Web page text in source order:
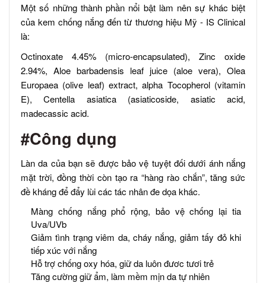
Một số những thành phần nổi bật làm nên sự khác biệt
của kem chống nắng đến từ thương hiệu Mỹ - IS Clinical
là:
Octinoxate 4.45% (micro-encapsulated), Zinc oxide
2.94%, Aloe barbadensis leaf juice (aloe vera), Olea
Europaea (olive leaf) extract, alpha Tocopherol (vitamin
E), Centella asiatica (asiaticoside, asiatic acid,
madecassic acid.
#Công dụng
Làn da của bạn sẽ được bảo vệ tuyệt đối dưới ánh nắng
mặt trời, đồng thời còn tạo ra “hàng rào chắn”, tăng sức
đề kháng để đẩy lùi các tác nhân đe dọa khác.
Màng chống nắng phổ rộng, bảo vệ chống lại tia
Uva/UVb
Giảm tình trạng viêm da, cháy nắng, giảm tấy đỏ khi
tiếp xúc với nắng
Hỗ trợ chống oxy hóa, giữ da luôn đươc tươi trẻ
Tăng cường giữ ẩm, làm mềm mịn da tự nhiên